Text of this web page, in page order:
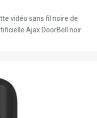
vidéo sans fil noire de
Ajax DoorBell noir